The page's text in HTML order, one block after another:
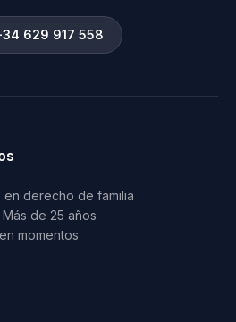
629 917 558
derecho de familia
de 25 años
momentos